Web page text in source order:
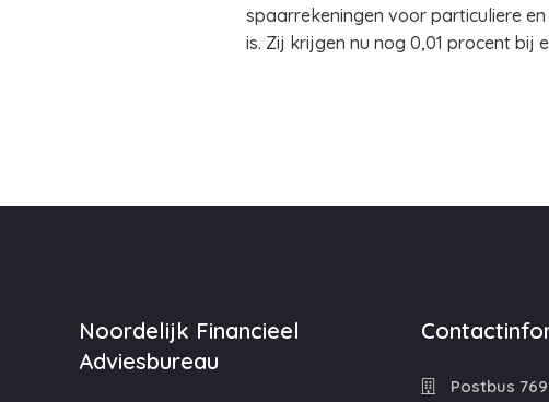
spaarrekeningen voor particuliere
is. Zij krijgen nu nog 0,01 procent bij
Noordelijk Financieel
Adviesbureau
Postbus